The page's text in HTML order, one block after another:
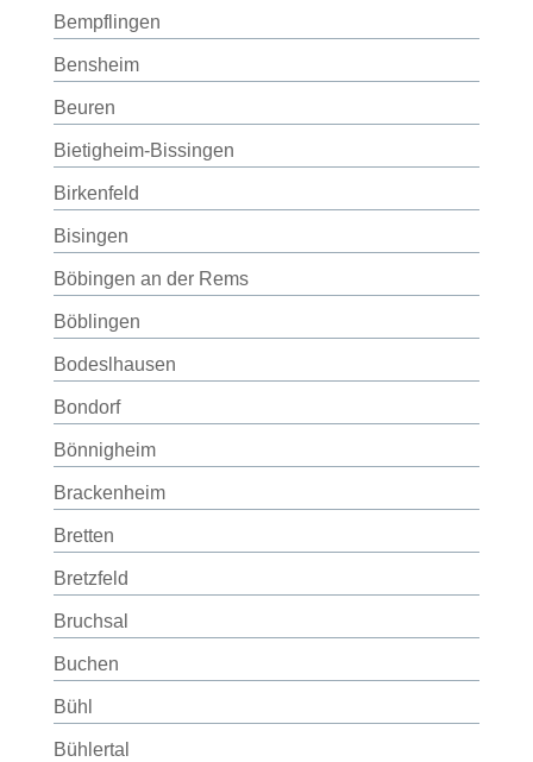
Bempflingen
Bensheim
Beuren
Bietigheim-Bissingen
Birkenfeld
Bisingen
Böbingen an der Rems
Böblingen
Bodeslhausen
Bondorf
Bönnigheim
Brackenheim
Bretten
Bretzfeld
Bruchsal
Buchen
Bühl
Bühlertal